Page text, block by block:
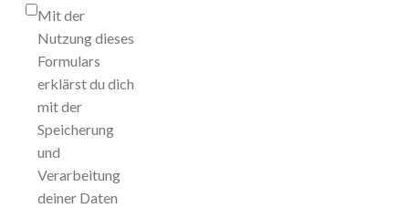
Mit der
Nutzung dieses
Formulars
erklärst du dich
mit der
Speicherung
und
Verarbeitung
deiner Daten